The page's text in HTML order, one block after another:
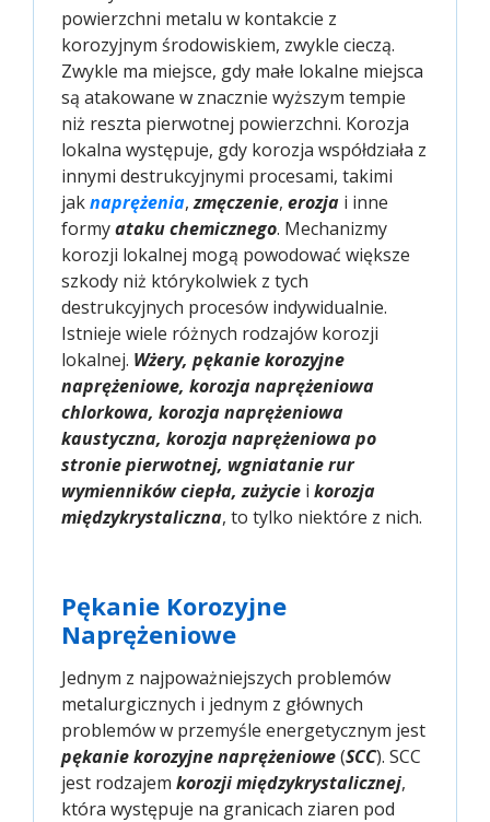
powierzchni metalu w kontakcie z
korozyjnym środowiskiem, zwykle cieczą.
Zwykle ma miejsce, gdy małe lokalne miejsca
są atakowane w znacznie wyższym tempie
niż reszta pierwotnej powierzchni. Korozja
lokalna występuje, gdy korozja współdziała z
innymi destrukcyjnymi procesami, takimi
jaknaprężenia,zmęczenie, erozja i inne
formyataku chemicznego. Mechanizmy
korozji lokalnej mogą powodować większe
szkody niż którykolwiek z tych
destrukcyjnych procesów indywidualnie.
Istnieje wiele różnych rodzajów korozji
lokalnej. Wżery, pękanie korozyjne
naprężeniowe, korozja naprężeniowa
chlorkowa, korozja naprężeniowa
kaustyczna, korozja naprężeniowa po
stronie pierwotnej, wgniatanie rur
wymienników ciepła, zużycie i korozja
międzykrystaliczna, to tylko niektóre z nich.
Pękanie Korozyjne
Naprężeniowe
Jednym z najpoważniejszych problemów
metalurgicznych i jednym z głównych
problemów w przemyśle energetycznym jest
pękanie korozyjne naprężeniowe(SCC). SCC
jest rodzajem korozji międzykrystalicznej,
która występuje na granicach ziaren pod